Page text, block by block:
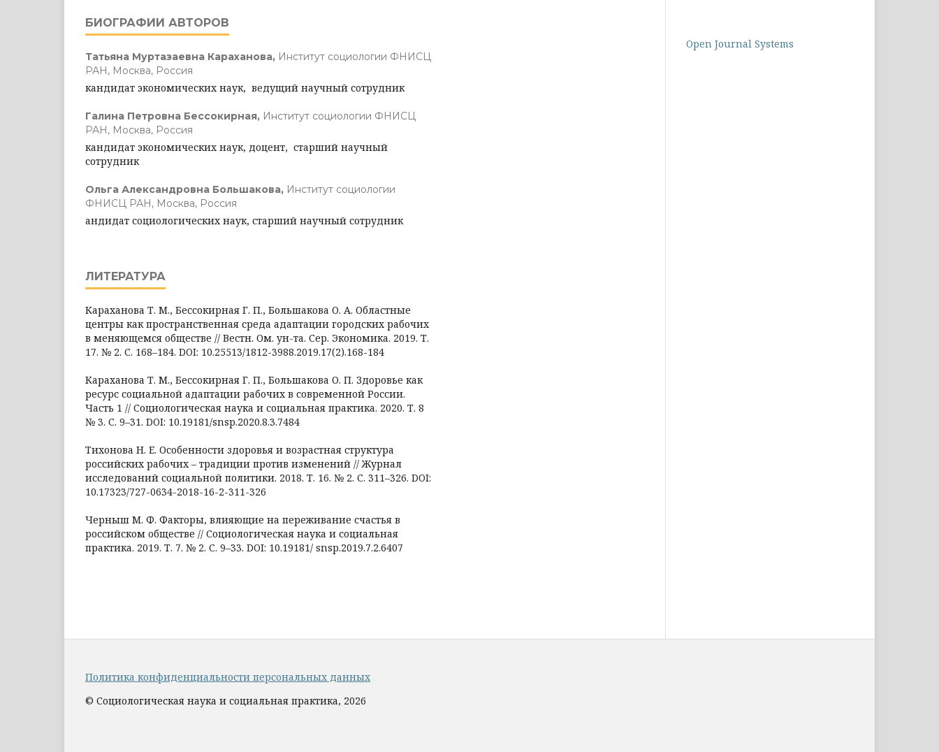
БИОГРАФИИ АВТОРОВ
Татьяна Муртазаевна Караханова, Институт социологии ФНИСЦ
РАН, Москва, Россия
кандидат экономических наук, ведущий научный сотрудник
Галина Петровна Бессокирная, Институт социологии ФНИСЦ
РАН, Москва, Россия
кандидат экономических наук, доцент, старший научный
сотрудник
Ольга Александровна Большакова, Институт социологии
ФНИСЦ РАН, Москва, Россия
андидат социологических наук, старший научный сотрудник
ЛИТЕРАТУРА
Караханова Т. М., Бессокирная Г. П., Большакова О. А. Областные
центры как пространственная среда адаптации городских рабочих
в меняющемся обществе // Вестн. Ом. ун-та. Сер. Экономика. 2019. Т.
17. № 2. С. 168–184. DOI: 10.25513/1812-3988.2019.17(2).168-184
Караханова Т. М., Бессокирная Г. П., Большакова О. П. Здоровье как
ресурс социальной адаптации рабочих в современной России.
Часть 1 // Социологическая наука и социальная практика. 2020. Т. 8
№ 3. С. 9–31. DOI: 10.19181/snsp.2020.8.3.7484
Тихонова Н. Е. Особенности здоровья и возрастная структура
российских рабочих – традиции против изменений // Журнал
исследований социальной политики. 2018. Т. 16. № 2. С. 311–326. DOI:
10.17323/727-0634-2018-16-2-311-326
Черныш М. Ф. Факторы, влияющие на переживание счастья в
российском обществе // Социологическая наука и социальная
практика. 2019. Т. 7. № 2. С. 9–33. DOI: 10.19181/ snsp.2019.7.2.6407
Open Journal Systems
Политика конфиденциальности персональных данных
© Социологическая наука и социальная практика, 2026